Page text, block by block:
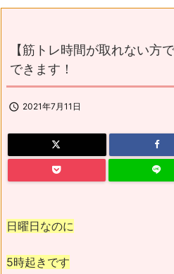
【筋トレ時間が取れない方
できます！
 2021年7月11日
日曜日なのに
5時起きです